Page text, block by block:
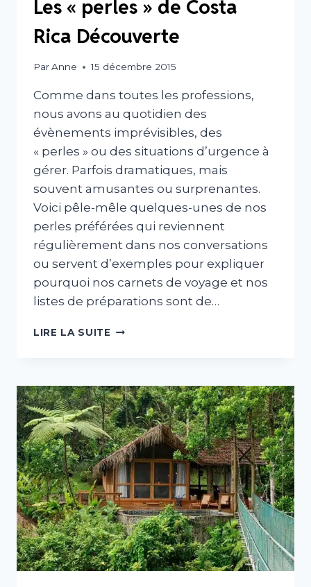
Les « perles » de Costa
Rica Découverte
ParAnne 15 décembre 2015
Comme dans toutes les professions,
nous avons au quotidien des
évènements imprévisibles, des
« perles » ou des situations d’urgence à
gérer. Parfois dramatiques, mais
souvent amusantes ou surprenantes.
Voici pêle-mêle quelques-unes de nos
perles préférées qui reviennent
régulièrement dans nos conversations
ou servent d’exemples pour expliquer
pourquoi nos carnets de voyage et nos
listes de préparations sont de…
LIRE LA SUITE LES
RICA
DÉCOUVERTE